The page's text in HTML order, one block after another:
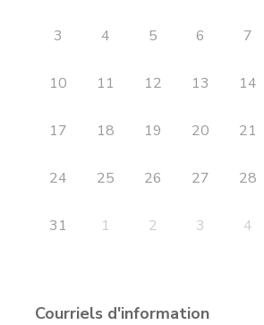
3 4 5 6 7
10 11 12 13 14
17 18 19 20 21
24 25 26 27 28
31 1 2 3 4
Courriels d'information